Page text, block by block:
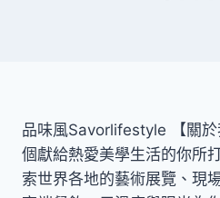
品味風Savorlifestyle 【關
個獻給熱愛美學生活的你所
索世界各地的藝術展覽、現